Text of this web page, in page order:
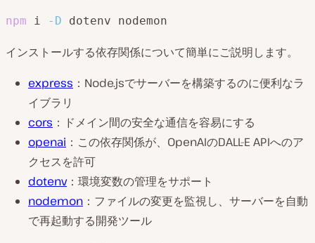
npm i -D dotenv nodemon
インストールする依存関係について簡単にご説明します。
express ：Node.jsでサーバーを構築するのに便利なラ
イブラリ
cors ：ドメイン間の安全な通信を容易にする
openai ：この依存関係が、OpenAIのDALL-E APIへのア
クセスを許可
dotenv：環境変数の管理をサポート
nodemon ：ファイルの変更を監視し、サーバーを自動
で再起動する開発ツール